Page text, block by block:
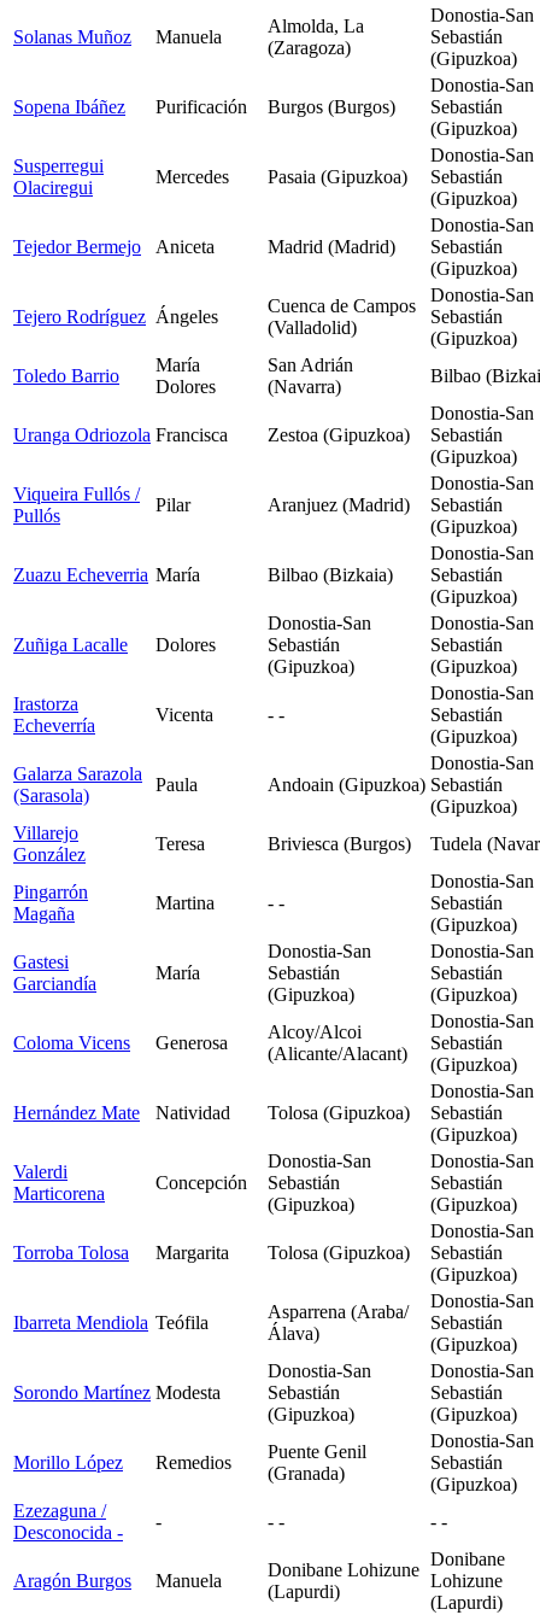
Solanas Muñoz Manuela
Almolda, La
(Zaragoza)
Donostia-San
Sebastián
(Gipuzkoa)
Sopena Ibáñez Purificación Burgos (Burgos)
Donostia-San
Sebastián
(Gipuzkoa)
Susperregui
Olaciregui
Mercedes Pasaia (Gipuzkoa)
Donostia-San
Sebastián
(Gipuzkoa)
Tejedor Bermejo Aniceta Madrid (Madrid)
Donostia-San
Sebastián
(Gipuzkoa)
Tejero Rodríguez Ángeles
Cuenca de Campos
(Valladolid)
Donostia-San
Sebastián
(Gipuzkoa)
Toledo Barrio
María
Dolores
San Adrián
(Navarra)
Bilbao
Uranga Odriozola Francisca Zestoa (Gipuzkoa)
Donostia-San
Sebastián
(Gipuzkoa)
Viqueira Fullós /
Pullós
Pilar Aranjuez (Madrid)
Donostia-San
Sebastián
(Gipuzkoa)
Zuazu Echeverria María Bilbao (Bizkaia)
Donostia-San
Sebastián
(Gipuzkoa)
Zuñiga Lacalle Dolores
Donostia-San
Sebastián
(Gipuzkoa)
Donostia-San
Sebastián
(Gipuzkoa)
Irastorza
Echeverría
Vicenta - -
Donostia-San
Sebastián
(Gipuzkoa)
Galarza Sarazola
(Sarasola)
Paula Andoain (Gipuzkoa)
Donostia-San
Sebastián
(Gipuzkoa)
Villarejo
González
Teresa Briviesca (Burgos) Tudela
Pingarrón
Magaña
Martina - -
Donostia-San
Sebastián
(Gipuzkoa)
Gastesi
Garciandía
María
Donostia-San
Sebastián
(Gipuzkoa)
Donostia-San
Sebastián
(Gipuzkoa)
Coloma Vicens Generosa
Alcoy/Alcoi
(Alicante/Alacant)
Donostia-San
Sebastián
(Gipuzkoa)
Hernández Mate Natividad Tolosa (Gipuzkoa)
Donostia-San
Sebastián
(Gipuzkoa)
Valerdi
Marticorena
Concepción
Donostia-San
Sebastián
(Gipuzkoa)
Donostia-San
Sebastián
(Gipuzkoa)
Torroba Tolosa Margarita Tolosa (Gipuzkoa)
Donostia-San
Sebastián
(Gipuzkoa)
Ibarreta Mendiola Teófila
Asparrena (Araba/
Álava)
Donostia-San
Sebastián
(Gipuzkoa)
Sorondo Martínez Modesta
Donostia-San
Sebastián
(Gipuzkoa)
Donostia-San
Sebastián
(Gipuzkoa)
Morillo López Remedios
Puente Genil
(Granada)
Donostia-San
Sebastián
(Gipuzkoa)
Ezezaguna /
Desconocida -
- - - - -
Aragón Burgos Manuela
Donibane Lohizune
(Lapurdi)
Donibane
Lohizune
(Lapurdi)